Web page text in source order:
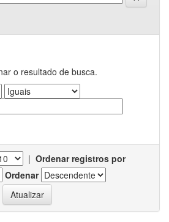
o resultado de busca.
| Ordenar registros por
Ordenar